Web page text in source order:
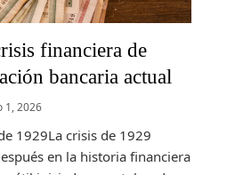
financiera de
bancaria actual
1, 2026
1929La crisis de 1929
en la historia financiera